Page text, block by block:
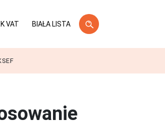
VAT BIAŁA LISTA